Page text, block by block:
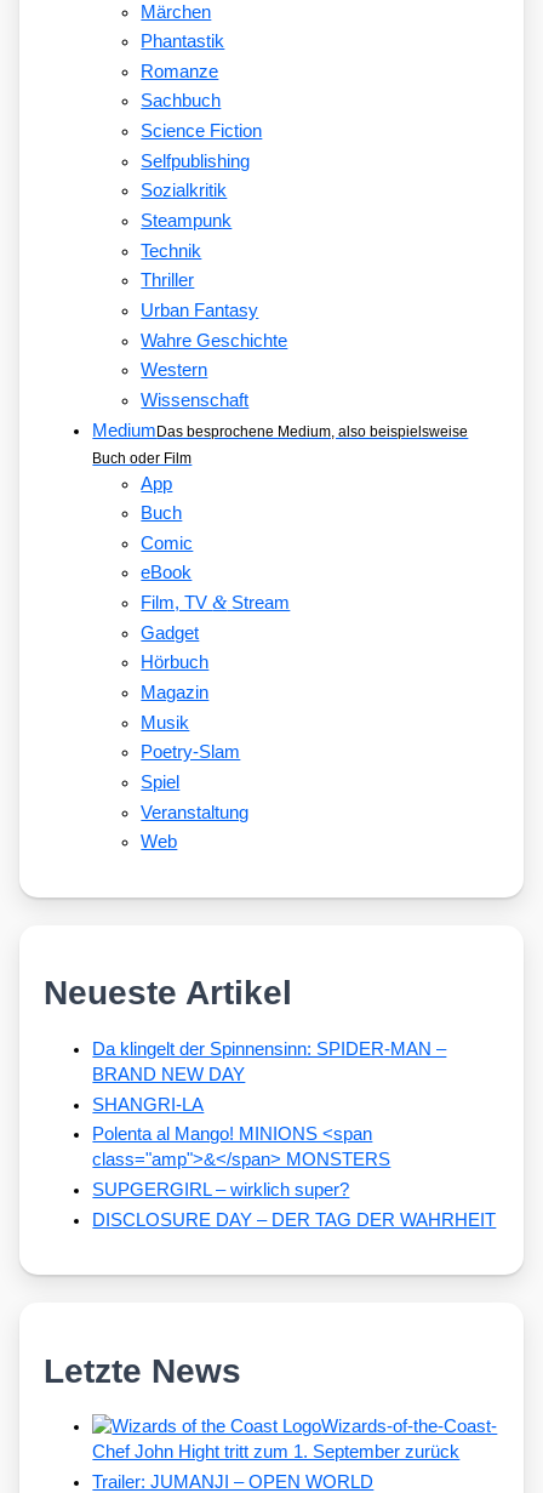
Märchen
Phantastik
Romanze
Sachbuch
Science Fiction
Selfpublishing
Sozialkritik
Steampunk
Technik
Thriller
Urban Fantasy
Wahre Geschichte
Western
Wissenschaft
MediumDas besprochene Medium, also beispielsweise
Buch oder Film
App
Buch
Comic
eBook
Film, TV&Stream
Gadget
Hörbuch
Magazin
Musik
Poetry-Slam
Spiel
Veranstaltung
Web
Neueste Artikel
Da klingelt der Spinnensinn: SPIDER-MAN –
BRAND NEW DAY
SHANGRI-LA
Polenta al Mango! MINIONS <span
class="amp">&</span> MONSTERS
SUPGERGIRL – wirklich super?
DISCLOSURE DAY – DER TAG DER WAHRHEIT
Letzte News
Wizards-of-the-Coast-
Chef John Hight tritt zum 1. September zurück
Trailer: JUMANJI – OPEN WORLD